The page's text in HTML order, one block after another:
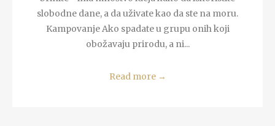
slobodne dane, a da uživate kao da ste na moru.
Kampovanje Ako spadate u grupu onih koji
obožavaju prirodu, a ni...
Read more →